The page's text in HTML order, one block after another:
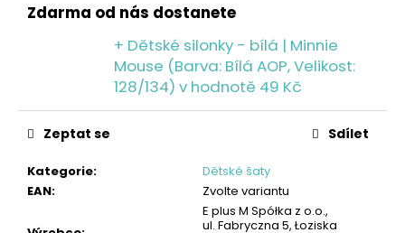
Zdarma od nás dostanete
+ Dětské silonky - bílá | Minnie
Mouse (Barva: Bílá AOP, Velikost:
128/134) v hodnotě 49 Kč
Kategorie:
Dětské šaty
EAN: Zvolte variantu
E plus M Spółka z o.o.,
ul. Fabryczna 5, Łoziska
Zeptat se Sdílet
e
PÁNSKÉ
PONOŽKY,
3PACK
ČERNÁ/
ŠEDÁ/MODRÁ
UMBRO